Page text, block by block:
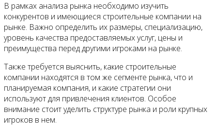
В рамках анализа рынка необходимо изучить
конкурентов и имеющиеся строительные компании на
рынке. Важно определить их размеры, специализацию,
уровень качества предоставляемых услуг, цены и
преимущества перед другими игроками на рынке.
Также требуется выяснить, какие строительные
компании находятся в том же сегменте рынка, что и
планируемая компания, и какие стратегии они
используют для привлечения клиентов. Особое
внимание стоит уделить структуре рынка и роли крупных
игроков в нем.